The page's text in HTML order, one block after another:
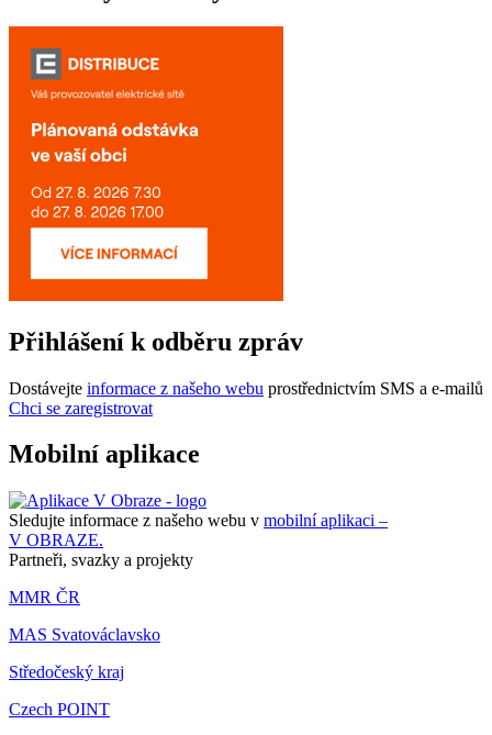
Přihlášení k odběru zpráv
Dostávejte informace z našeho webu prostřednictvím SMS a e-mailů
Chci se zaregistrovat
Mobilní aplikace
Sledujte informace z našeho webu v mobilní aplikaci –
V OBRAZE.
Partneři, svazky a projekty
MMR ČR
MAS Svatováclavsko
Středočeský kraj
Czech POINT